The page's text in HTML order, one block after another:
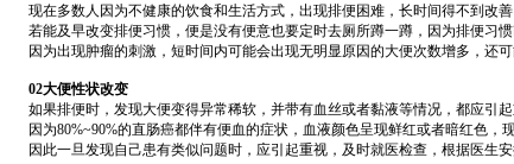
现在多数人因为不健康的饮食和生活方式，出现排便困难，长时间得不到改善
若能及早改变排便习惯，便是没有便意也要定时去厕所蹲一蹲，因为排便习惯
因为出现肿瘤的刺激，短时间内可能会出现无明显原因的大便次数增多，还可
02大便性状改变
如果排便时，发现大便变得异常稀软，并带有血丝或者黏液等情况，都应引起
因为80%~90%的直肠癌都伴有便血的症状，血液颜色呈现鲜红或者暗红色，现
因此一旦发现自己患有类似问题时，应引起重视，及时就医检查，根据医生安